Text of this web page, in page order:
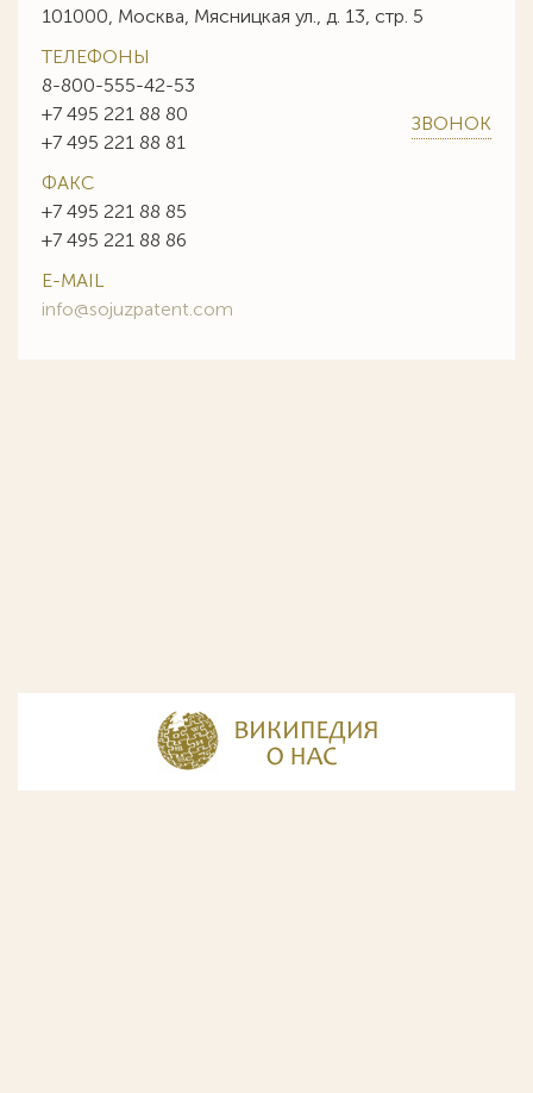
101000, Москва, Мясницкая ул., д. 13, стр. 5
ТЕЛЕФОНЫ
8-800-555-42-53
+7 495 221 88 80
+7 495 221 88 81
ЗВОНОК
ФАКС
+7 495 221 88 85
+7 495 221 88 86
E-MAIL
info@sojuzpatent.com